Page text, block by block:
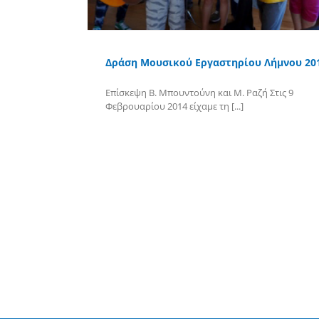
Δράση Μουσικού Εργαστηρίου Λήμνου
Επίσκεψη Β. Μπουντούνη και Μ. Ραζή Στις 9
Φεβρουαρίου 2014 είχαμε τη [...]